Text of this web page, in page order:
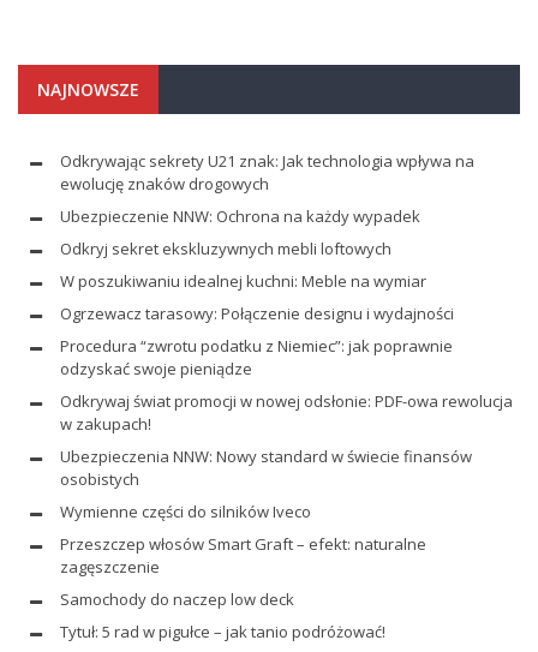
NAJNOWSZE
Odkrywając sekrety U21 znak: Jak technologia wpływa na
ewolucję znaków drogowych
Ubezpieczenie NNW: Ochrona na każdy wypadek
Odkryj sekret ekskluzywnych mebli loftowych
W poszukiwaniu idealnej kuchni: Meble na wymiar
Ogrzewacz tarasowy: Połączenie designu i wydajności
Procedura “zwrotu podatku z Niemiec”: jak poprawnie
odzyskać swoje pieniądze
Odkrywaj świat promocji w nowej odsłonie: PDF-owa rewolucja
w zakupach!
Ubezpieczenia NNW: Nowy standard w świecie finansów
osobistych
Wymienne części do silników Iveco
Przeszczep włosów Smart Graft – efekt: naturalne
zagęszczenie
Samochody do naczep low deck
Tytuł: 5 rad w pigułce – jak tanio podróżować!